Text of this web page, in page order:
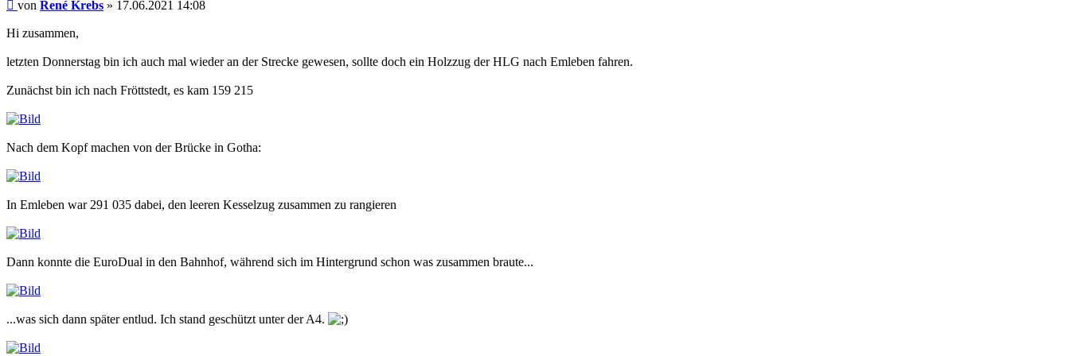
von René Krebs » 17.06.2021 14:08
Hi zusammen,
letzten Donnerstag bin ich auch mal wieder an der Strecke gewesen, sollte doch ein Holzzug der HLG nach Emleben fahren.
Zunächst bin ich nach Fröttstedt, es kam 159 215
Nach dem Kopf machen von der Brücke in Gotha:
In Emleben war 291 035 dabei, den leeren Kesselzug zusammen zu rangieren
Dann konnte die EuroDual in den Bahnhof, während sich im Hintergrund schon was zusammen braute...
...was sich dann später entlud. Ich stand geschützt unter der A4.